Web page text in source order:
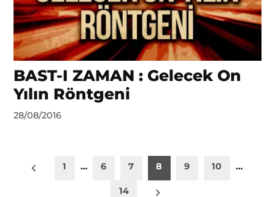
BAST-I ZAMAN : Gelecek On
Yılın Röntgeni
by
28/08/2016
Yazı
1 … 6 7 8 9 10 …
14